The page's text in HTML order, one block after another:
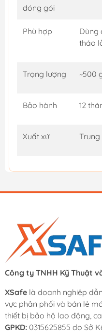
đóng gói
Phù hợp
Dùng
tháo
Trọng lượng ~500
Bảo hành 12
Xuất xứ Trung
Công ty TNHH Kỹ Thuật
XSafe là doanh nghiệp
vực phân phối và bán lẻ
thiết bị bảo hộ lao động,
GPKD: 0315625855 do Sở